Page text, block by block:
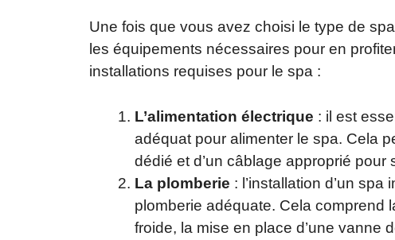
Une fois que vous avez choisi le type de
les équipements nécessaires pour en
installations requises pour le spa :
L’alimentation électrique : il est
adéquat pour alimenter le spa. Cela
dédié et d’un câblage approprié
La plomberie : l’installation d’un
plomberie adéquate. Cela comprend
froide, la mise en place d’une vanne